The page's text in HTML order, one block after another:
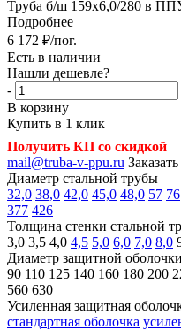
Труба б/ш 159х6,0/280 в
Подробнее
6 172 ₽/пог.
Есть в наличии
Нашли дешевле?
-
В корзину
Купить в 1 клик
Получить КП со скидкой
mail@truba-v-ppu.ru
Диаметр стальной трубы
32,0 38,0 42,0 45,0 48,0 57 76
377 426
Толщина стенки стальной
3,0 3,5 4,0 4,5 5,0 6,0 7,0 8,0
Диаметр защитной оболочки
90 110 125 140 160 180 200
560 630
Усиленная защитная
стандартная оболочка